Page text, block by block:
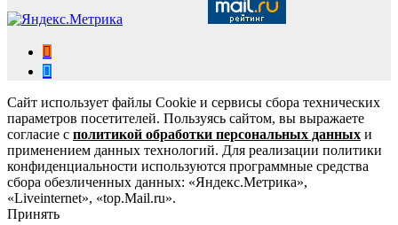
Сайт использует файлы Cookie и сервисы сбора технических
параметров посетителей. Пользуясь сайтом, вы выражаете
согласие с политикой обработки персональных данных и
применением данных технологий. Для реализации политики
конфиденциальности используются программные средства
сбора обезличенных данных: «Яндекс.Метрика»,
«Liveinternet», «top.Mail.ru».
Принять